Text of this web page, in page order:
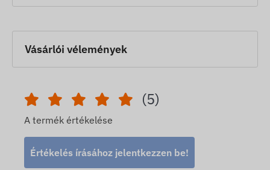
A Li-ion polimer technológia alacsony önkisülést
végfeszültség 4.2V (CC/CV módban), a
lekapcsolási feszültség pedig 3.0V, ami optimális
védelmet nyújt a cellának a folyamatos üzem
közben is.
Felhasználási területek
Vásárlói vélemények
(5)
A termék értékelése
Értékelés írásához jelentkezzen be!